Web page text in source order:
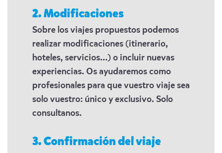
2. Modificaciones
Sobre los viajes propuestos podemos
realizar modificaciones (itinerario,
hoteles, servicios...) o incluir nuevas
experiencias. Os ayudaremos como
profesionales para que vuestro viaje sea
solo vuestro: único y exclusivo. Solo
consultanos.
3. Confirmación del viaje